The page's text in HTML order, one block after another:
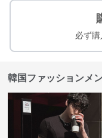
必ず購
韓国ファッションメ